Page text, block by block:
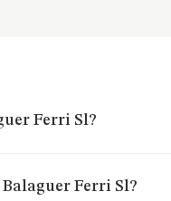
Ferri Sl?
Ferri Sl?